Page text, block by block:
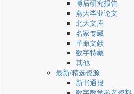
博后研究报告
燕大毕业论文
北大文库
名家专藏
革命文献
数字特藏
其他
最新/精选资源
新书通报